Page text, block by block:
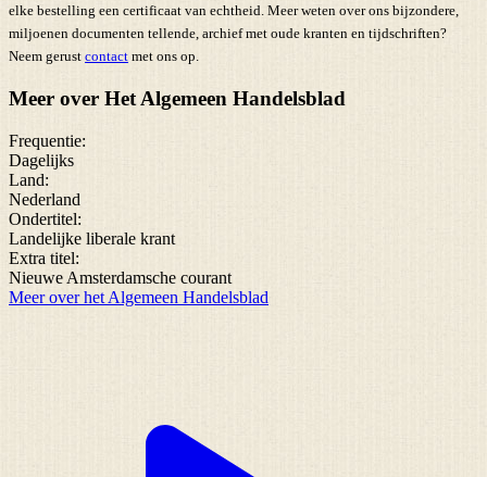
elke bestelling een certificaat van echtheid. Meer weten over ons bijzondere,
miljoenen documenten tellende, archief met oude kranten en tijdschriften?
Neem gerust contact met ons op.
Meer over Het Algemeen Handelsblad
Frequentie:
Dagelijks
Land:
Nederland
Ondertitel:
Landelijke liberale krant
Extra titel:
Nieuwe Amsterdamsche courant
Meer over het Algemeen Handelsblad